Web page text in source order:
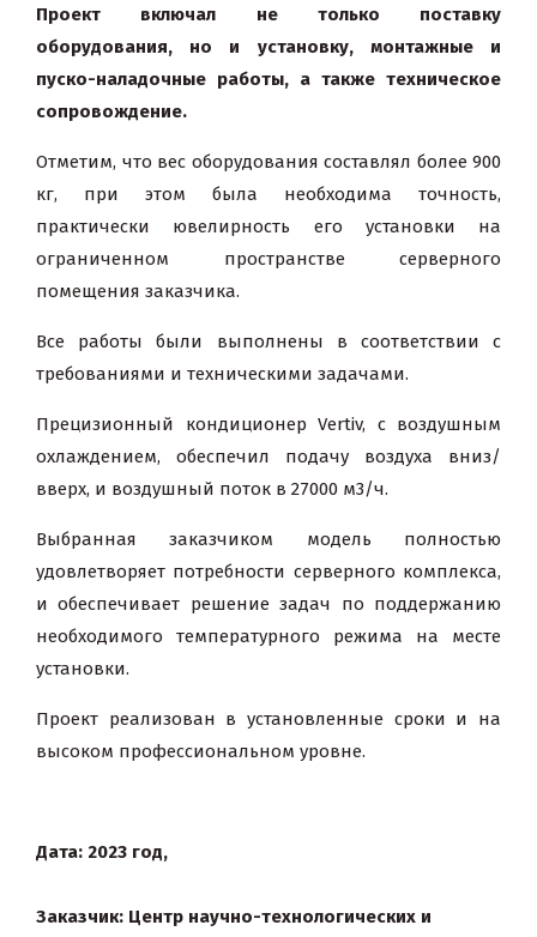
Проект включал не только поставку
оборудования, но и установку, монтажные и
пуско-наладочные работы, а также техническое
сопровождение.
Отметим, что вес оборудования составлял более 900
кг, при этом была необходима точность,
практически ювелирность его установки на
ограниченном пространстве серверного
помещения заказчика.
Все работы были выполнены в соответствии с
требованиями и техническими задачами.
Прецизионный кондиционер Vertiv, с воздушным
охлаждением, обеспечил подачу воздуха вниз/
вверх, и воздушный поток в 27000 м3/ч.
Выбранная заказчиком модель полностью
удовлетворяет потребности серверного комплекса,
и обеспечивает решение задач по поддержанию
необходимого температурного режима на месте
установки.
Проект реализован в установленные сроки и на
высоком профессиональном уровне.
Дата: 2023 год,
Заказчик: Центр научно-технологических и